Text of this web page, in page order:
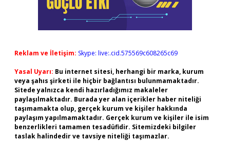
Reklam ve İletişim: Skype: live:.cid.575569c608265c69
Yasal Uyarı: Bu internet sitesi, herhangi bir marka, kurum
veya şahıs şirketi ile hiçbir bağlantısı bulunmamaktadır.
Sitede yalnızca kendi hazırladığımız makaleler
paylaşılmaktadır. Burada yer alan içerikler haber niteliği
taşımamakta olup, gerçek kurum ve kişiler hakkında
paylaşım yapılmamaktadır. Gerçek kurum ve kişiler ile isim
benzerlikleri tamamen tesadüfidir. Sitemizdeki bilgiler
taslak halindedir ve tavsiye niteliği taşımazlar.